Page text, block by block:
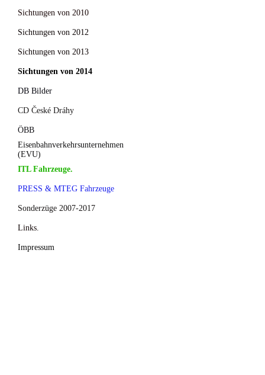
Sichtungen von 2010
Sichtungen von 2012
Sichtungen von 2013
Sichtungen von 2014
DB Bilder
CD České Dráhy
ÖBB
Eisenbahnverkehrsunternehmen
(EVU)
ITL Fahrzeuge.
PRESS & MTEG Fahrzeuge
Sonderzüge 2007-2017
Links.
Impressum